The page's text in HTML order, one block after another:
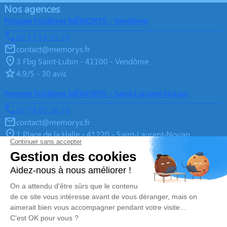
Nos agences
Pompes Funèbres MÉMORYS - Vendôme
02 57 54 15 23
contact@memorys.fr
3 Fbg Saint-Lubin - 41100 - Vendôme
4.9/5 - 30 avis
Pompes Funèbres MÉMORYS - Saint-Laurent-Nouan
02 79 81 38 78
contact@memorys.fr
1 Place de la Halle - 41220 - Saint-Laurent-Nouan
4.9/5 - 10 avis
Pompes Funèbres MEMORYS à Blois
02 55 02 46 67
contact@memorys.fr
3 Boulevard de l'Industrie - 41000 - Blois
5/5 - 81 avis